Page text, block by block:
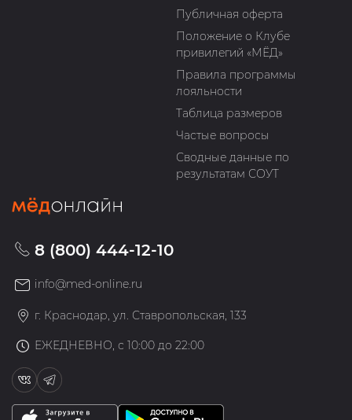
Публичная оферта
Положение о Клубе
привилегий «МЁД»
Правила программы
лояльности
Таблица размеров
Частые вопросы
Сводные данные по
результатам СОУТ
8 (800) 444-12-10
info@med-online.ru
г. Краснодар, ул. Ставропольская, 133
ЕЖЕДНЕВНО, с 10:00 до 22:00